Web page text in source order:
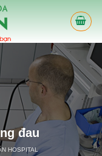
đau
HOSPITAL